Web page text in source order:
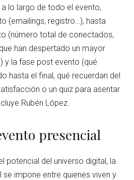
lo largo de todo el evento,
(emailings, registro…), hasta
(número total de conectados,
han despertado un mayor
y la fase post evento (qué
hasta el final, qué recuerdan del
o un quiz para asentar
Rubén López.
presencial
potencial del universo digital, la
impone entre quienes viven y